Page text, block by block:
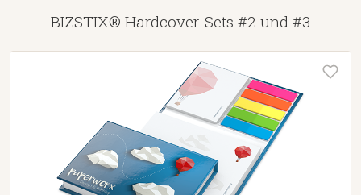
BIZSTIX® Hardcover-Sets #2 und #3